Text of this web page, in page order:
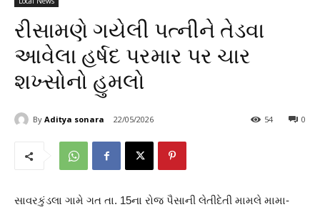
રીસામણે ગયેલી પત્નીને તેડવા
આવેલા હર્ષદ પરમાર પર ચાર
શખ્સોનો હુમલો
By Aditya sonara 22/05/2026 0
54
સાવરકુંડલા ગામે ગત તા. 15ના રોજ પૈસાની લેતીદેતી મામલે મામા-